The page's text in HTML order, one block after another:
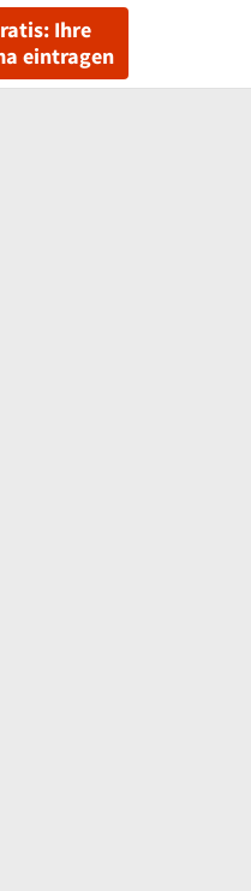
Ihre
eintragen